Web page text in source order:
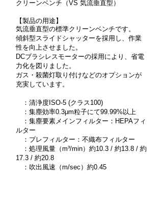
​クリーンベンチ（VS 気流垂直型）
【製品の用途】
気流垂直型の標準クリーンベンチです。
傾斜型スライドシャッターを採用し、作業
性を向上させました。
DCブラシレスモーターの採用により、省電
力化を図りました。
ガス・殺菌灯取り付けなどのオプションが
充実しています。
：清浄度ISO-5 (クラス100)
：集塵効率0.3μm粒子にて99.99%以上
：集塵要素メインフィルター：HEPAフィ
ルター
：プレフィルター：不織布フィルター
：処理風量（m³/min）約10.3 / 約13.8 / 約
17.3 / 約20.8
：吹出風速（m/sec）約0.45